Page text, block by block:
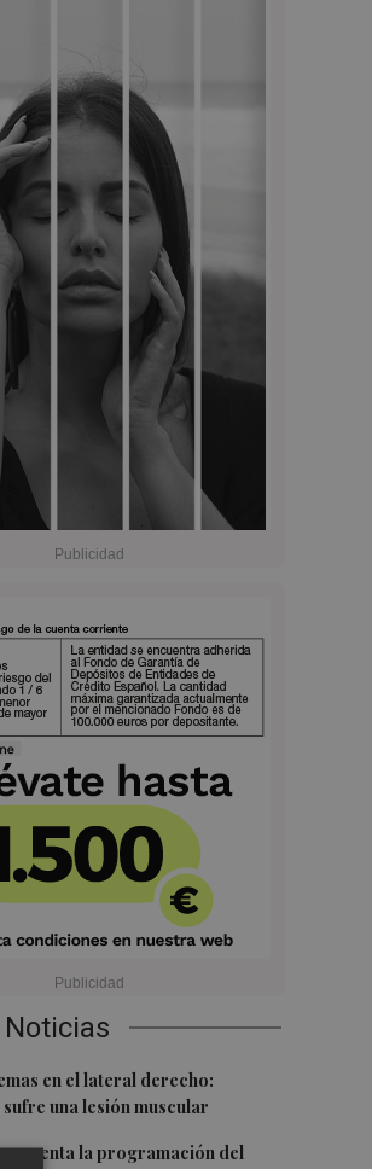
en el lateral derecho:
una lesión muscular
presenta la programación del